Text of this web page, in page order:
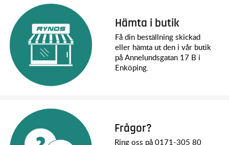
Hämta i butik
Få din beställning skickad
eller hämta ut den i vår butik
på Annelundsgatan 17 B i
Enköping.
Frågor?
Ring oss på 0171-305 80